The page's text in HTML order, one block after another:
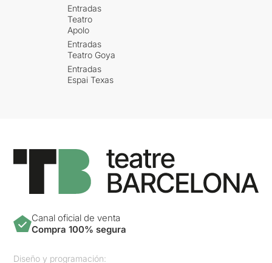
Entradas
Teatro
Apolo
Entradas
Teatro Goya
Entradas
Espai Texas
Canal oficial de venta
Compra 100% segura
Diseño y programación: